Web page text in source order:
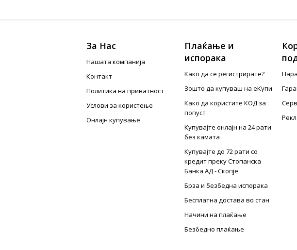
За Нас
Нашата компанија
Контакт
Политика на приватност
Услови за користење
Онлајн купување
Плаќање и
испорака
Како да се регистрирате?
Зошто да купуваш на еКупи
Како да користите КОД за
попуст
Купувајте онлајн на 24 рати
без камата
Купувајте до 72 рати со
кредит преку Стопанска
Банка АД - Скопје
Брза и безбедна испорака
Бесплатна достава во стан
Начини на плаќање
Безбедно плаќање